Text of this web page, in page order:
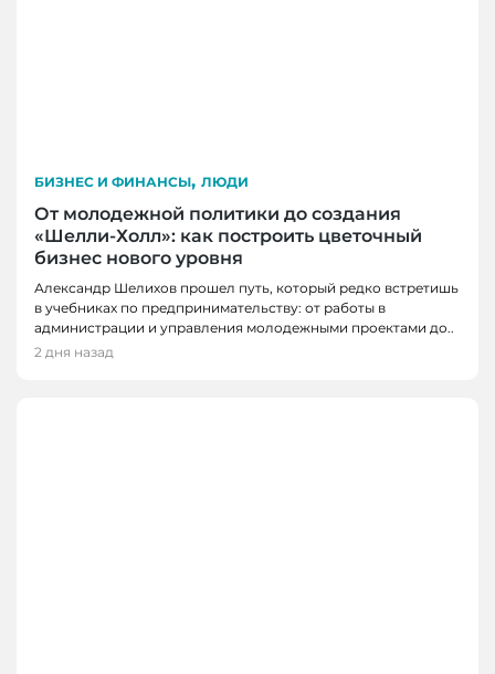
БИЗНЕС И ФИНАНСЫ, ЛЮДИ
От молодежной политики до создания
«Шелли-Холл»: как построить цветочный
бизнес нового уровня
Александр Шелихов прошел путь, который редко встретишь
в учебниках по предпринимательству: от работы в
администрации и управления молодежными проектами до..
2 дня назад